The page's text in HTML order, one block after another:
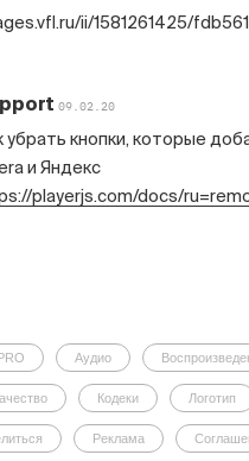
ii/1581261425/
09.02.20
убрать кнопки, которые
и Яндекс
playerjs.com/docs/
Аудио
Кодеки Логотип
Реклама